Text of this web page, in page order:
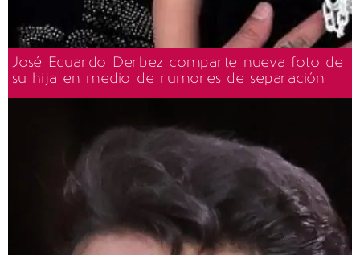
José Eduardo Derbez comparte nueva foto de
su hija en medio de rumores de separación